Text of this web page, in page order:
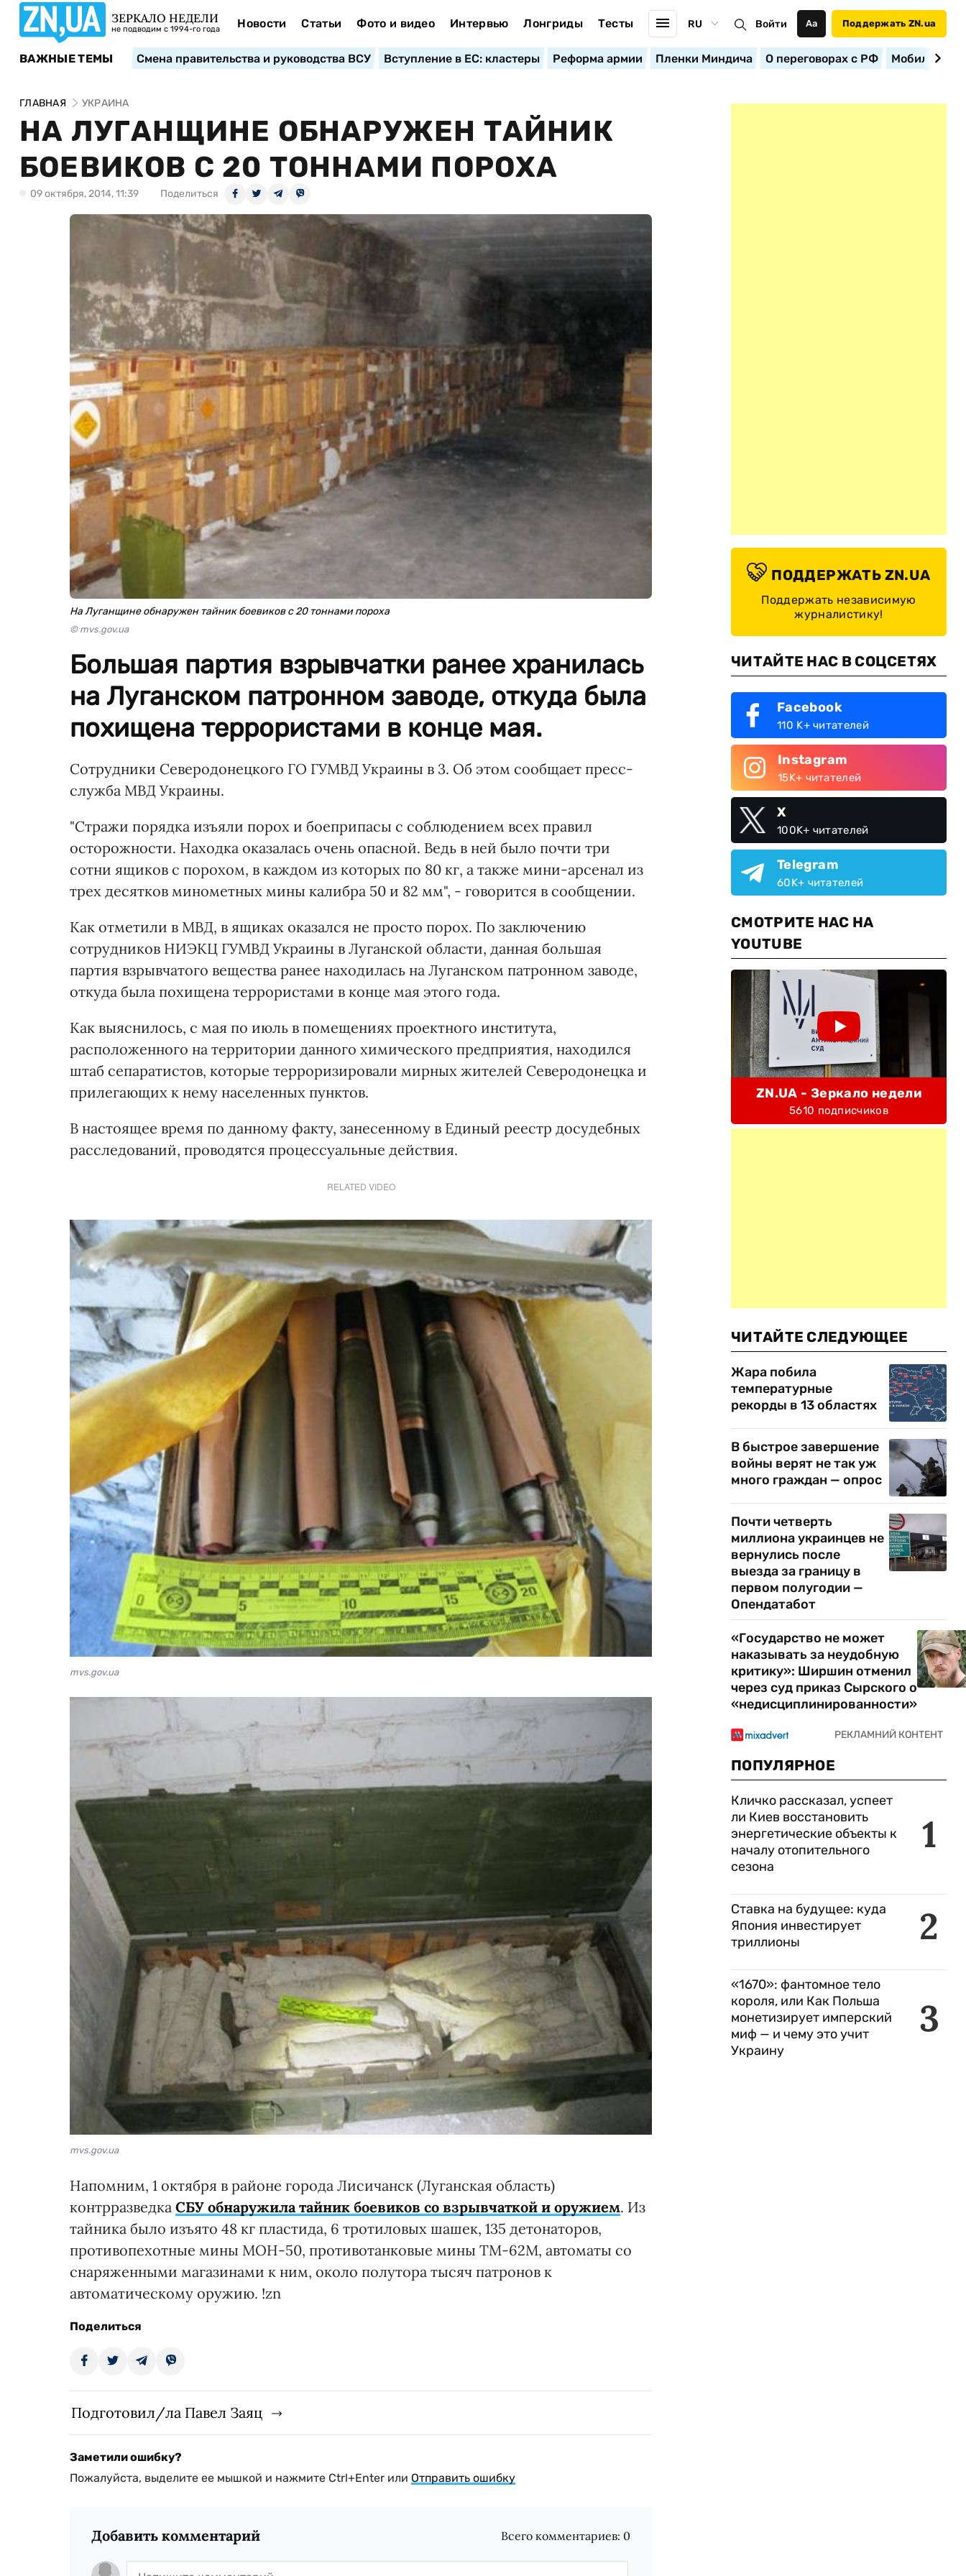
ЗЕРКАЛО НЕДЕЛИ
не подводим с 1994-го года Новости Статьи Фото и видео Интервью Лонгриды Тесты RU Войти Аа Поддержать ZN.ua
ВАЖНЫЕ ТЕМЫ Смена правительства и руководства ВСУ Вступление в ЕС: кластеры Реформа армии Пленки Миндича О переговорах с РФ
ГЛАВНАЯ УКРАИНА
НА ЛУГАНЩИНЕ ОБНАРУЖЕН ТАЙНИК
БОЕВИКОВ С 20 ТОННАМИ ПОРОХА
09 октября, 2014, 11:39 Поделиться
На Луганщине обнаружен тайник боевиков с 20 тоннами пороха
© mvs.gov.ua
Большая партия взрывчатки ранее хранилась
на Луганском патронном заводе, откуда была
похищена террористами в конце мая.
Сотрудники Северодонецкого ГО ГУМВД Украины в 3. Об этом сообщает пресс-
служба МВД Украины.
"Стражи порядка изъяли порох и боеприпасы с соблюдением всех правил
осторожности. Находка оказалась очень опасной. Ведь в ней было почти три
сотни ящиков с порохом, в каждом из которых по 80 кг, а также мини-арсенал из
трех десятков минометных мины калибра 50 и 82 мм", - говорится в сообщении.
Как отметили в МВД, в ящиках оказался не просто порох. По заключению
сотрудников НИЭКЦ ГУМВД Украины в Луганской области, данная большая
партия взрывчатого вещества ранее находилась на Луганском патронном заводе,
откуда была похищена террористами в конце мая этого года.
Как выяснилось, с мая по июль в помещениях проектного института,
расположенного на территории данного химического предприятия, находился
штаб сепаратистов, которые терроризировали мирных жителей Северодонецка и
прилегающих к нему населенных пунктов.
В настоящее время по данному факту, занесенному в Единый реестр досудебных
расследований, проводятся процессуальные действия.
RELATED VIDEO
mvs.gov.ua
mvs.gov.ua
Напомним, 1 октября в районе города Лисичанск (Луганская область)
контрразведка СБУ обнаружила тайник боевиков со взрывчаткой и оружием. Из
тайника было изъято 48 кг пластида, 6 тротиловых шашек, 135 детонаторов,
противопехотные мины МОН-50, противотанковые мины ТМ-62М, автоматы со
снаряженными магазинами к ним, около полутора тысяч патронов к
автоматическому оружию. !zn
Поделиться
Подготовил/ла Павел Заяц
Заметили ошибку?
Пожалуйста, выделите ее мышкой и нажмите Ctrl+Enter или Отправить ошибку
Добавить комментарий Всего комментариев: 0
ПОДДЕРЖАТЬ ZN.UA
Поддержать независимую
журналистику!
ЧИТАЙТЕ НАС В СОЦСЕТЯХ
Facebook
110 K+ читателей
Instagram
15K+ читателей
X
100K+ читателей
Telegram
60K+ читателей
СМОТРИТЕ НАС НА
YOUTUBE
ZN.UA - Зеркало недели
5610 подписчиков
ЧИТАЙТЕ СЛЕДУЮЩЕЕ
Жара побила
температурные
рекорды в 13 областях
В быстрое завершение
войны верят не так уж
много граждан — опрос
Почти четверть
миллиона украинцев не
вернулись после
выезда за границу в
первом полугодии —
Опендатабот
«Государство не может
наказывать за неудобную
критику»: Ширшин отменил
через суд приказ Сырского о
«недисциплинированности»
ПОПУЛЯРНОЕ
1
Кличко рассказал, успеет
ли Киев восстановить
энергетические объекты к
началу отопительного
сезона
2
Ставка на будущее: куда
Япония инвестирует
триллионы
3
«1670»: фантомное тело
короля, или Как Польша
монетизирует имперский
миф — и чему это учит
Украину